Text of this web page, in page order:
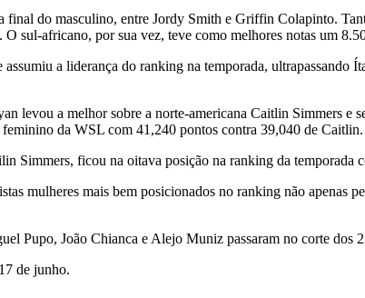
final do masculino, entre Jordy Smith e Griffin Colapinto.
sul-africano, por sua vez, teve como melhores notas um
a liderança do ranking na temporada, ultrapassando
levou a melhor sobre a norte-americana Caitlin Simmers
da WSL com 41,240 pontos contra 39,040 de Caitlin.
Simmers, ficou na oitava posição na ranking da temporada
mulheres mais bem posicionados no ranking não apenas
Pupo, João Chianca e Alejo Muniz passaram no corte dos
de junho.